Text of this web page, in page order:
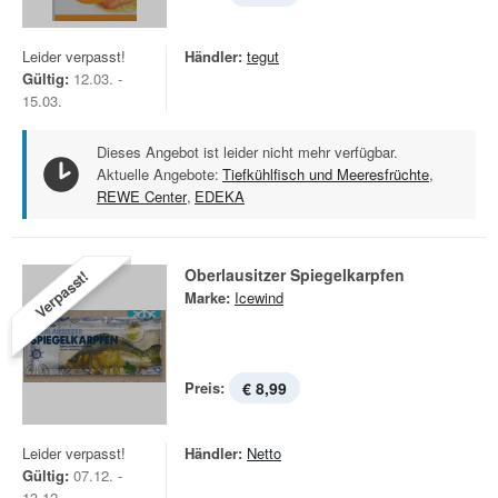
Leider verpasst!
Gültig: 12.03. -
15.03.
Händler: tegut
Dieses Angebot ist leider nicht mehr verfügbar.
Aktuelle Angebote: Tiefkühlfisch und Meeresfrüchte,
REWE Center, EDEKA
Verpasst! Oberlausitzer Spiegelkarpfen
Marke: Icewind
Preis: € 8,99
Leider verpasst!
Gültig: 07.12. -
Händler: Netto